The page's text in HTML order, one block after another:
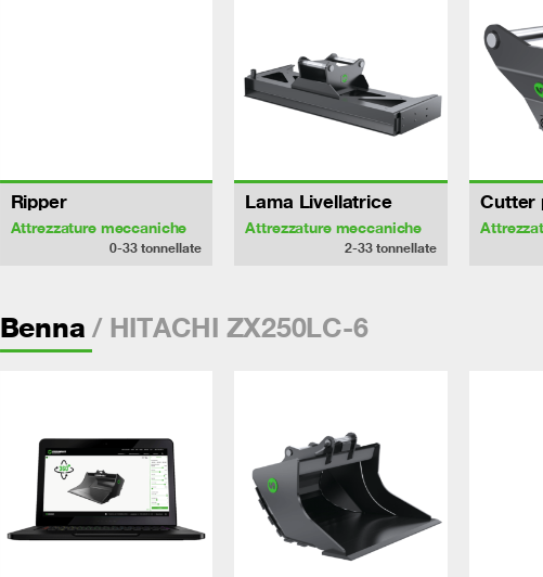
Ripper
Attrezzature meccaniche
0-33tonnellate
Lama Livellatrice
Attrezzature meccaniche
2-33tonnellate
Cutter
Benna / HITACHI ZX250LC-6